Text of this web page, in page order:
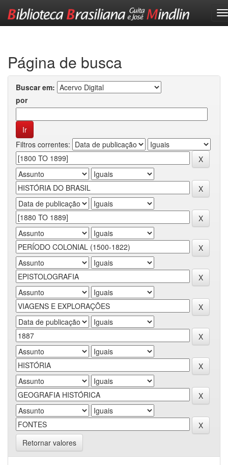
Página de busca
Buscar em:
por
Filtros correntes:
Retornar valores